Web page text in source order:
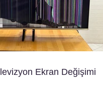
Ekran Değişimi